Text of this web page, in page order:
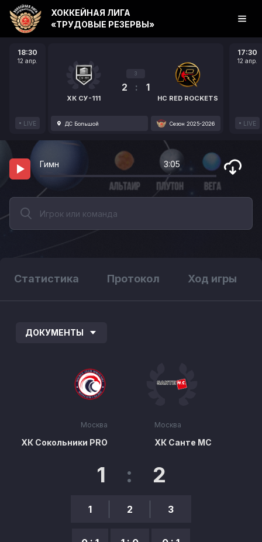
18:30
12 апр.
LIVE
ХК СУ-111
3
2 : 1
HC RED ROCKETS
ДС Большой Сезон 2025-2026
17:30
12 апр.
LIVE
ХОККЕЙНАЯ ЛИГА
«ТРУДОВЫЕ РЕЗЕРВЫ»
Гимн 3:05
Статистика Протокол Ход игры
ДОКУМЕНТЫ
Москва
ХК Сокольники PRO
1 : 2
1 2 3
Москва
ХК Санте МС